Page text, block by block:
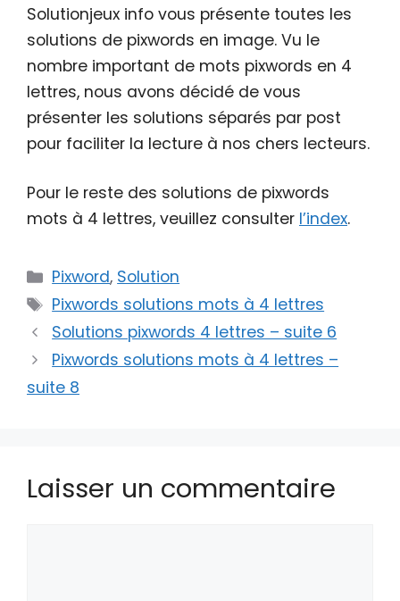
Solutionjeux info vous présente toutes les
solutions de pixwords en image. Vu le
nombre important de mots pixwords en 4
lettres, nous avons décidé de vous
présenter les solutions séparés par post
pour faciliter la lecture à nos chers lecteurs.
Pour le reste des solutions de pixwords
mots à 4 lettres, veuillez consulter l’index.
Catégories
Pixword, Solution
Étiquettes
Pixwords solutions mots à 4 lettres
Solutions pixwords 4 lettres – suite 6
Pixwords solutions mots à 4 lettres –
suite 8
Laisser un commentaire